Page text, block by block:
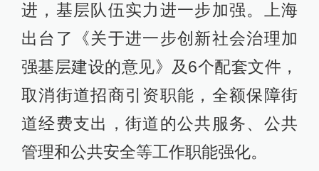
进，基层队伍实力进一步加强。上海
出台了《关于进一步创新社会治理加
强基层建设的意见》及6个配套文件，
取消街道招商引资职能，全额保障街
道经费支出，街道的公共服务、公共
管理和公共安全等工作职能强化。